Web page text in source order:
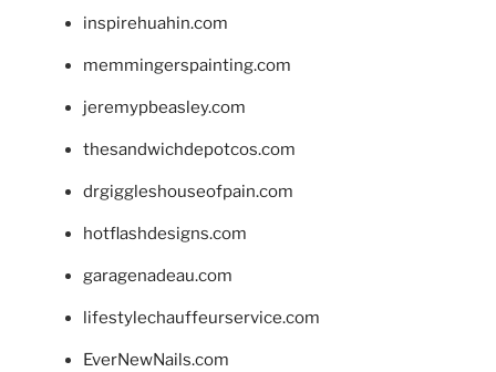
inspirehuahin.com
memmingerspainting.com
jeremypbeasley.com
thesandwichdepotcos.com
drgiggleshouseofpain.com
hotflashdesigns.com
garagenadeau.com
lifestylechauffeurservice.com
EverNewNails.com